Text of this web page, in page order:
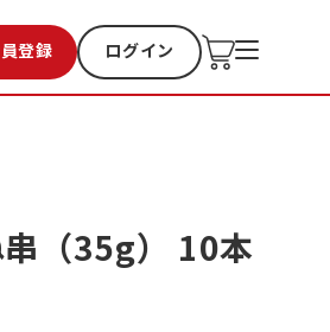
登録 ログイン
お気に入り 過去購入
（35g） 10本